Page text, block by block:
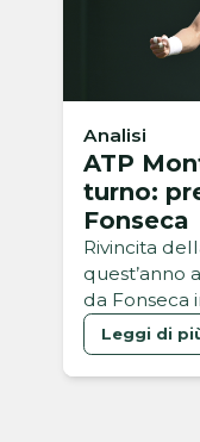
Analisi
ATP
turno:
Fonseca
Rivincita
quest’anno
da Fonseca
Leggi di